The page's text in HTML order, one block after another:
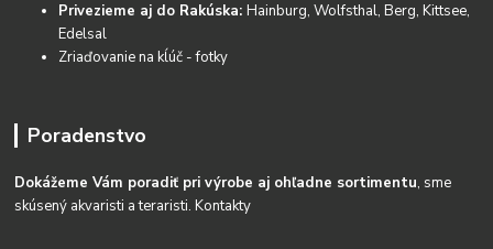
Privezieme aj do Rakúska:Hainburg, Wolfsthal, Berg, Kittsee,
Edelsal
Zriaďovanie na kĺúč - fotky
Poradenstvo
Dokážeme Vám poradiť pri výrobe aj ohľadne sortimentu, sme
skúsený akvaristi a teraristi.Kontakty